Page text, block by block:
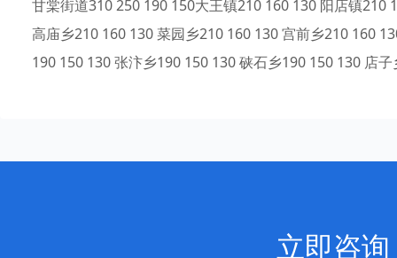
甘棠街道310 250 190 150大王镇210 160 130 阳店镇
高庙乡210 160 130 菜园乡210 160 130 宫前乡210 160
190 150 130 张汴乡190 150 130 硖石乡190 150 130 店
立即咨